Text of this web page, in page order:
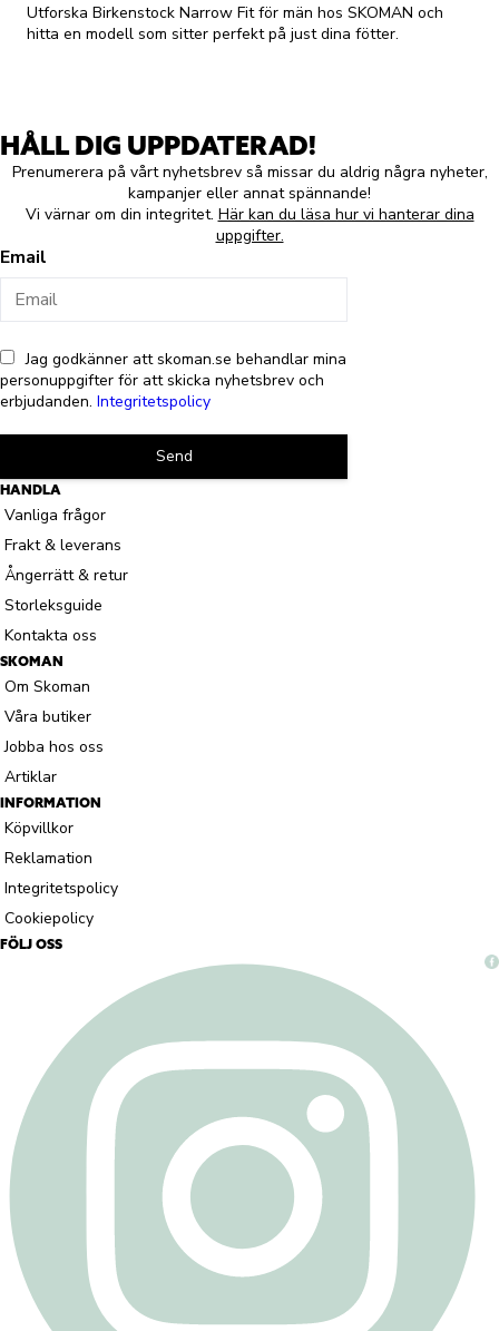
Utforska Birkenstock Narrow Fit för män hos SKOMAN och
hitta en modell som sitter perfekt på just dina fötter.
HÅLL DIG UPPDATERAD!
Prenumerera på vårt nyhetsbrev så missar du aldrig några nyheter,
kampanjer eller annat spännande!
Vi värnar om din integritet. Här kan du läsa hur vi hanterar dina
uppgifter.
Email
Jag godkänner att skoman.se behandlar mina
personuppgifter för att skicka nyhetsbrev och
erbjudanden. Integritetspolicy
Send
HANDLA
Vanliga frågor
Frakt & leverans
Ångerrätt & retur
Storleksguide
Kontakta oss
SKOMAN
Om Skoman
Våra butiker
Jobba hos oss
Artiklar
INFORMATION
Köpvillkor
Reklamation
Integritetspolicy
Cookiepolicy
FÖLJ OSS